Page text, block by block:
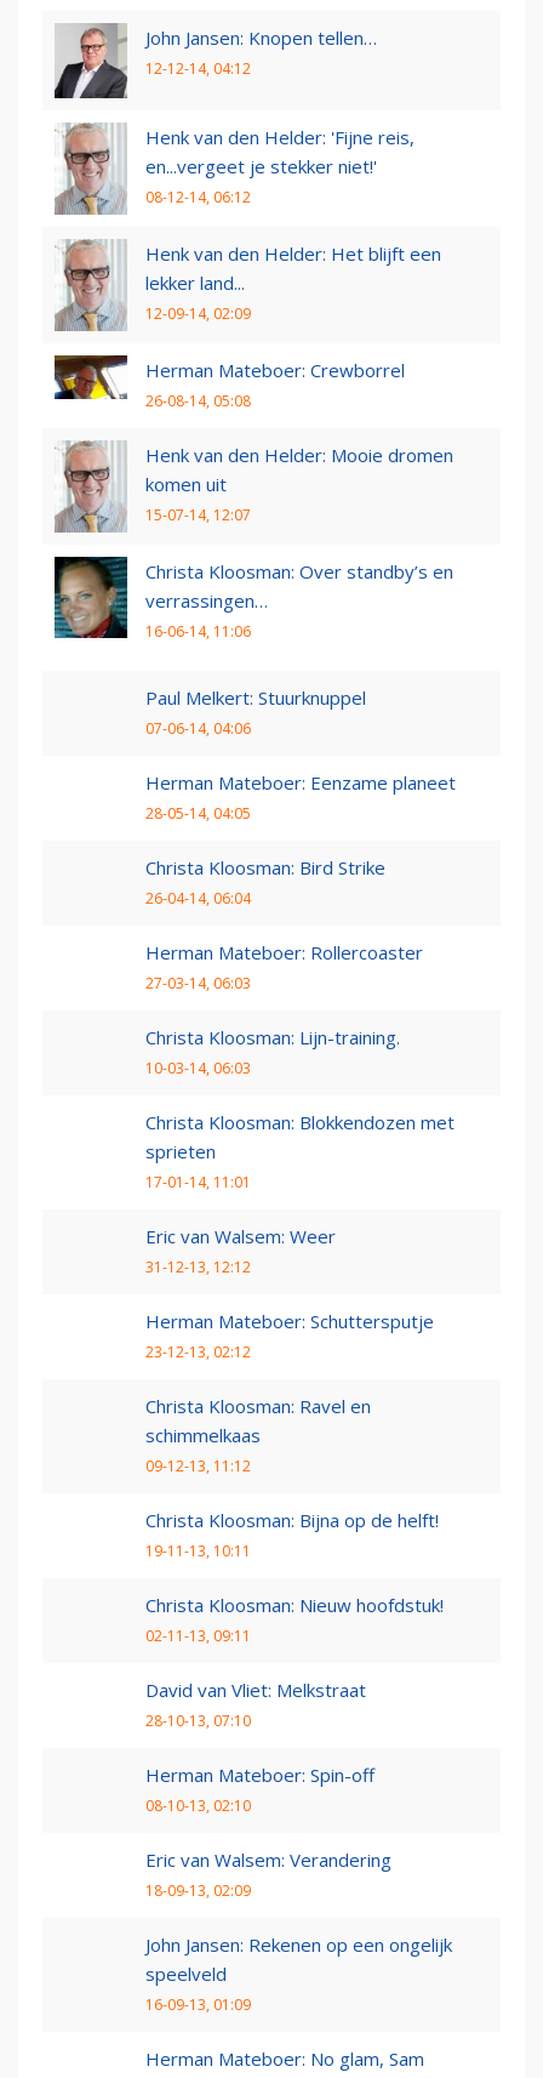
John Jansen: Knopen tellen…
12-12-14, 04:12
Henk van den Helder: 'Fijne reis,
en...vergeet je stekker niet!'
08-12-14, 06:12
Henk van den Helder: Het blijft een
lekker land...
12-09-14, 02:09
Herman Mateboer: Crewborrel
26-08-14, 05:08
Henk van den Helder: Mooie dromen
komen uit
15-07-14, 12:07
Christa Kloosman: Over standby’s en
verrassingen…
16-06-14, 11:06
Paul Melkert: Stuurknuppel
07-06-14, 04:06
Herman Mateboer: Eenzame planeet
28-05-14, 04:05
Christa Kloosman: Bird Strike
26-04-14, 06:04
Herman Mateboer: Rollercoaster
27-03-14, 06:03
Christa Kloosman: Lijn-training.
10-03-14, 06:03
Christa Kloosman: Blokkendozen met
sprieten
17-01-14, 11:01
Eric van Walsem: Weer
31-12-13, 12:12
Herman Mateboer: Schuttersputje
23-12-13, 02:12
Christa Kloosman: Ravel en
schimmelkaas
09-12-13, 11:12
Christa Kloosman: Bijna op de helft!
19-11-13, 10:11
Christa Kloosman: Nieuw hoofdstuk!
02-11-13, 09:11
David van Vliet: Melkstraat
28-10-13, 07:10
Herman Mateboer: Spin-off
08-10-13, 02:10
Eric van Walsem: Verandering
18-09-13, 02:09
John Jansen: Rekenen op een ongelijk
speelveld
16-09-13, 01:09
Herman Mateboer: No glam, Sam